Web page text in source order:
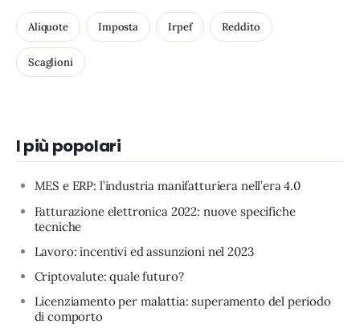
Aliquote Imposta Irpef Reddito
Scaglioni
I più popolari
MES e ERP: l’industria manifatturiera nell’era 4.0
Fatturazione elettronica 2022: nuove specifiche
tecniche
Lavoro: incentivi ed assunzioni nel 2023
Criptovalute: quale futuro?
Licenziamento per malattia: superamento del periodo
di comporto